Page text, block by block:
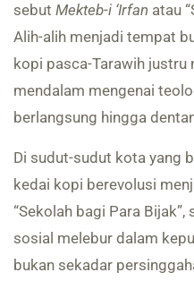
sebut Mekteb-i ‘Irfan atau
Alih-alih menjadi tempat
kopi pasca-Tarawih
mendalam mengenai
berlangsung hingga
Di sudut-sudut kota yang
kedai kopi berevolusi
“Sekolah bagi Para
sosial melebur dalam
bukan sekadar